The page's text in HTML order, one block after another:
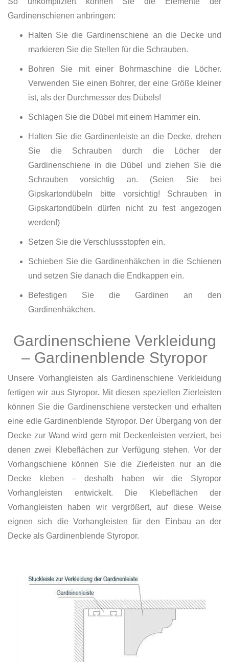
Gardinenschienen anbringen:
Halten Sie die Gardinenschiene an die Decke und
markieren Sie die Stellen für die Schrauben.
Bohren Sie mit einer Bohrmaschine die Löcher.
Verwenden Sie einen Bohrer, der eine Größe kleiner
ist, als der Durchmesser des Dübels!
Schlagen Sie die Dübel mit einem Hammer ein.
Halten Sie die Gardinenleiste an die Decke, drehen
Sie die Schrauben durch die Löcher der
Gardinenschiene in die Dübel und ziehen Sie die
Schrauben vorsichtig an. (Seien Sie bei
Gipskartondübeln bitte vorsichtig! Schrauben in
Gipskartondübeln dürfen nicht zu fest angezogen
werden!)
Setzen Sie die Verschlussstopfen ein.
Schieben Sie die Gardinenhäkchen in die Schienen
und setzen Sie danach die Endkappen ein.
Befestigen Sie die Gardinen an den
Gardinenhäkchen.
Gardinenschiene Verkleidung
– Gardinenblende Styropor
Unsere Vorhangleisten als Gardinenschiene Verkleidung
fertigen wir aus Styropor. Mit diesen speziellen Zierleisten
können Sie die Gardinenschiene verstecken und erhalten
eine edle Gardinenblende Styropor. Der Übergang von der
Decke zur Wand wird gern mit Deckenleisten verziert, bei
denen zwei Klebeflächen zur Verfügung stehen. Vor der
Vorhangschiene können Sie die Zierleisten nur an die
Decke kleben – deshalb haben wir die Styropor
Vorhangleisten entwickelt. Die Klebeflächen der
Vorhangleisten haben wir vergrößert, auf diese Weise
eignen sich die Vorhangleisten für den Einbau an der
Decke als Gardinenblende Styropor.